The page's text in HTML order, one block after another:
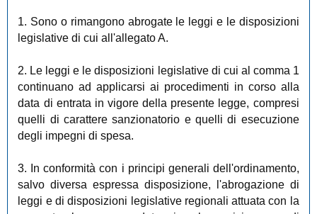
1. Sono o rimangono abrogate le leggi e le disposizioni
legislative di cui all'allegato A.
2. Le leggi e le disposizioni legislative di cui al comma 1
continuano ad applicarsi ai procedimenti in corso alla
data di entrata in vigore della presente legge, compresi
quelli di carattere sanzionatorio e quelli di esecuzione
degli impegni di spesa.
3. In conformità con i principi generali dell'ordinamento,
salvo diversa espressa disposizione, l'abrogazione di
leggi e di disposizioni legislative regionali attuata con la